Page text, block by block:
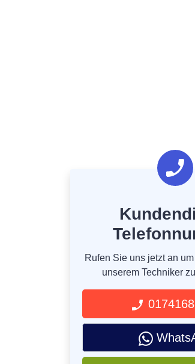
Rufen Sie uns jetzt an
unserem Techniker